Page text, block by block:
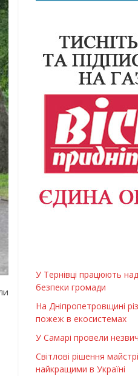
У Тернівці працюють
безпеки громади
На Дніпропетровщині
пожеж в екосистемах
У Самарі провели
Світлові рішення
найкращими в Україні